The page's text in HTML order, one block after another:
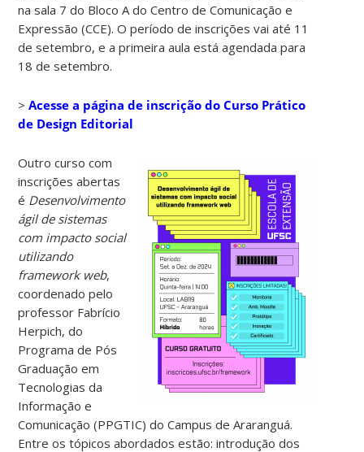
na sala 7 do Bloco A do Centro de Comunicação e
Expressão (CCE). O período de inscrições vai até 11
de setembro, e a primeira aula está agendada para
18 de setembro.
>Acesse a página de inscrição do Curso Prático
de Design Editorial
Outro curso com
inscrições abertas
é Desenvolvimento
ágil de sistemas
com impacto social
utilizando
framework web,
coordenado pelo
professor Fabrício
Herpich, do
Programa de Pós
Graduação em
Tecnologias da
Informação e
Comunicação (PPGTIC) do Campus de Araranguá.
Entre os tópicos abordados estão: introdução dos